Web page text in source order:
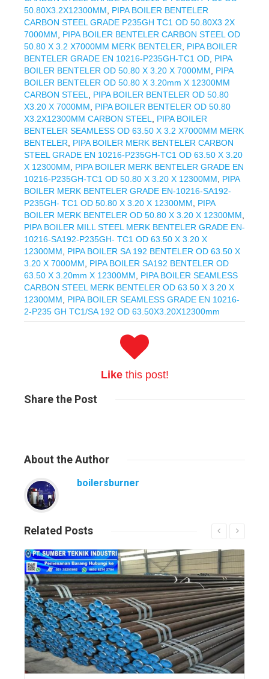
50.80X3.2X12300MM
PIPA BOILER BENTELER
CARBON STEEL GRADE P235GH TC1 OD 50.80X3 2X
7000MM
PIPA BOILER BENTELER CARBON STEEL OD
50.80 X 3.2 X7000MM MERK BENTELER
PIPA BOILER
BENTELER GRADE EN 10216-P235GH-TC1 OD PIPA
BOILER BENTELER OD 50.80 X 3.20 X 7000MM
PIPA
BOILER BENTELER OD 50.80 X 3.20mm X 12300MM
CARBON STEEL
PIPA BOILER BENTELER OD 50.80
X3.20 X 7000MM
PIPA BOILER BENTELER OD 50.80
X3.2X12300MM CARBON STEEL
PIPA BOILER
BENTELER SEAMLESS OD 63.50 X 3.2 X7000MM MERK
BENTELER
PIPA BOILER MERK BENTELER CARBON
STEEL GRADE EN 10216-P235GH-TC1 OD 63.50 X 3.20
X 12300MM
PIPA BOILER MERK BENTELER GRADE EN
10216-P235GH-TC1 OD 50.80 X 3.20 X 12300MM
PIPA
BOILER MERK BENTELER GRADE EN-10216-SA192-
P235GH- TC1 OD 50.80 X 3.20 X 12300MM
PIPA
BOILER MERK BENTELER OD 50.80 X 3.20 X 12300MM
PIPA BOILER MILL STEEL MERK BENTELER GRADE EN-
10216-SA192-P235GH- TC1 OD 63.50 X 3.20 X
12300MM
PIPA BOILER SA 192 BENTELER OD 63.50 X
3.20 X 7000MM
PIPA BOILER SA192 BENTELER OD
63.50 X 3.20mm X 12300MM
PIPA BOILER SEAMLESS
CARBON STEEL MERK BENTELER OD 63.50 X 3.20 X
12300MM
PIPA BOILER SEAMLESS GRADE EN 10216-
2-P235 GH TC1/SA 192 OD 63.50X3.20X12300mm
Likethis post!
Sharethe Post
About the Author
boilersburner
Related Posts